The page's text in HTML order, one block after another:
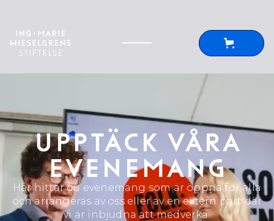
UPPTÄCK VÅRA
EVENEMANG
Här hittar du evenemang som är öppna för alla
och arrangeras av oss eller av en extern part där
vi är inbjudna att medverka.